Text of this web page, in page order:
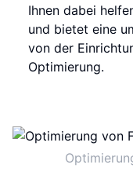
Ihnen dabei
und bietet eine
von der
Optimierung.